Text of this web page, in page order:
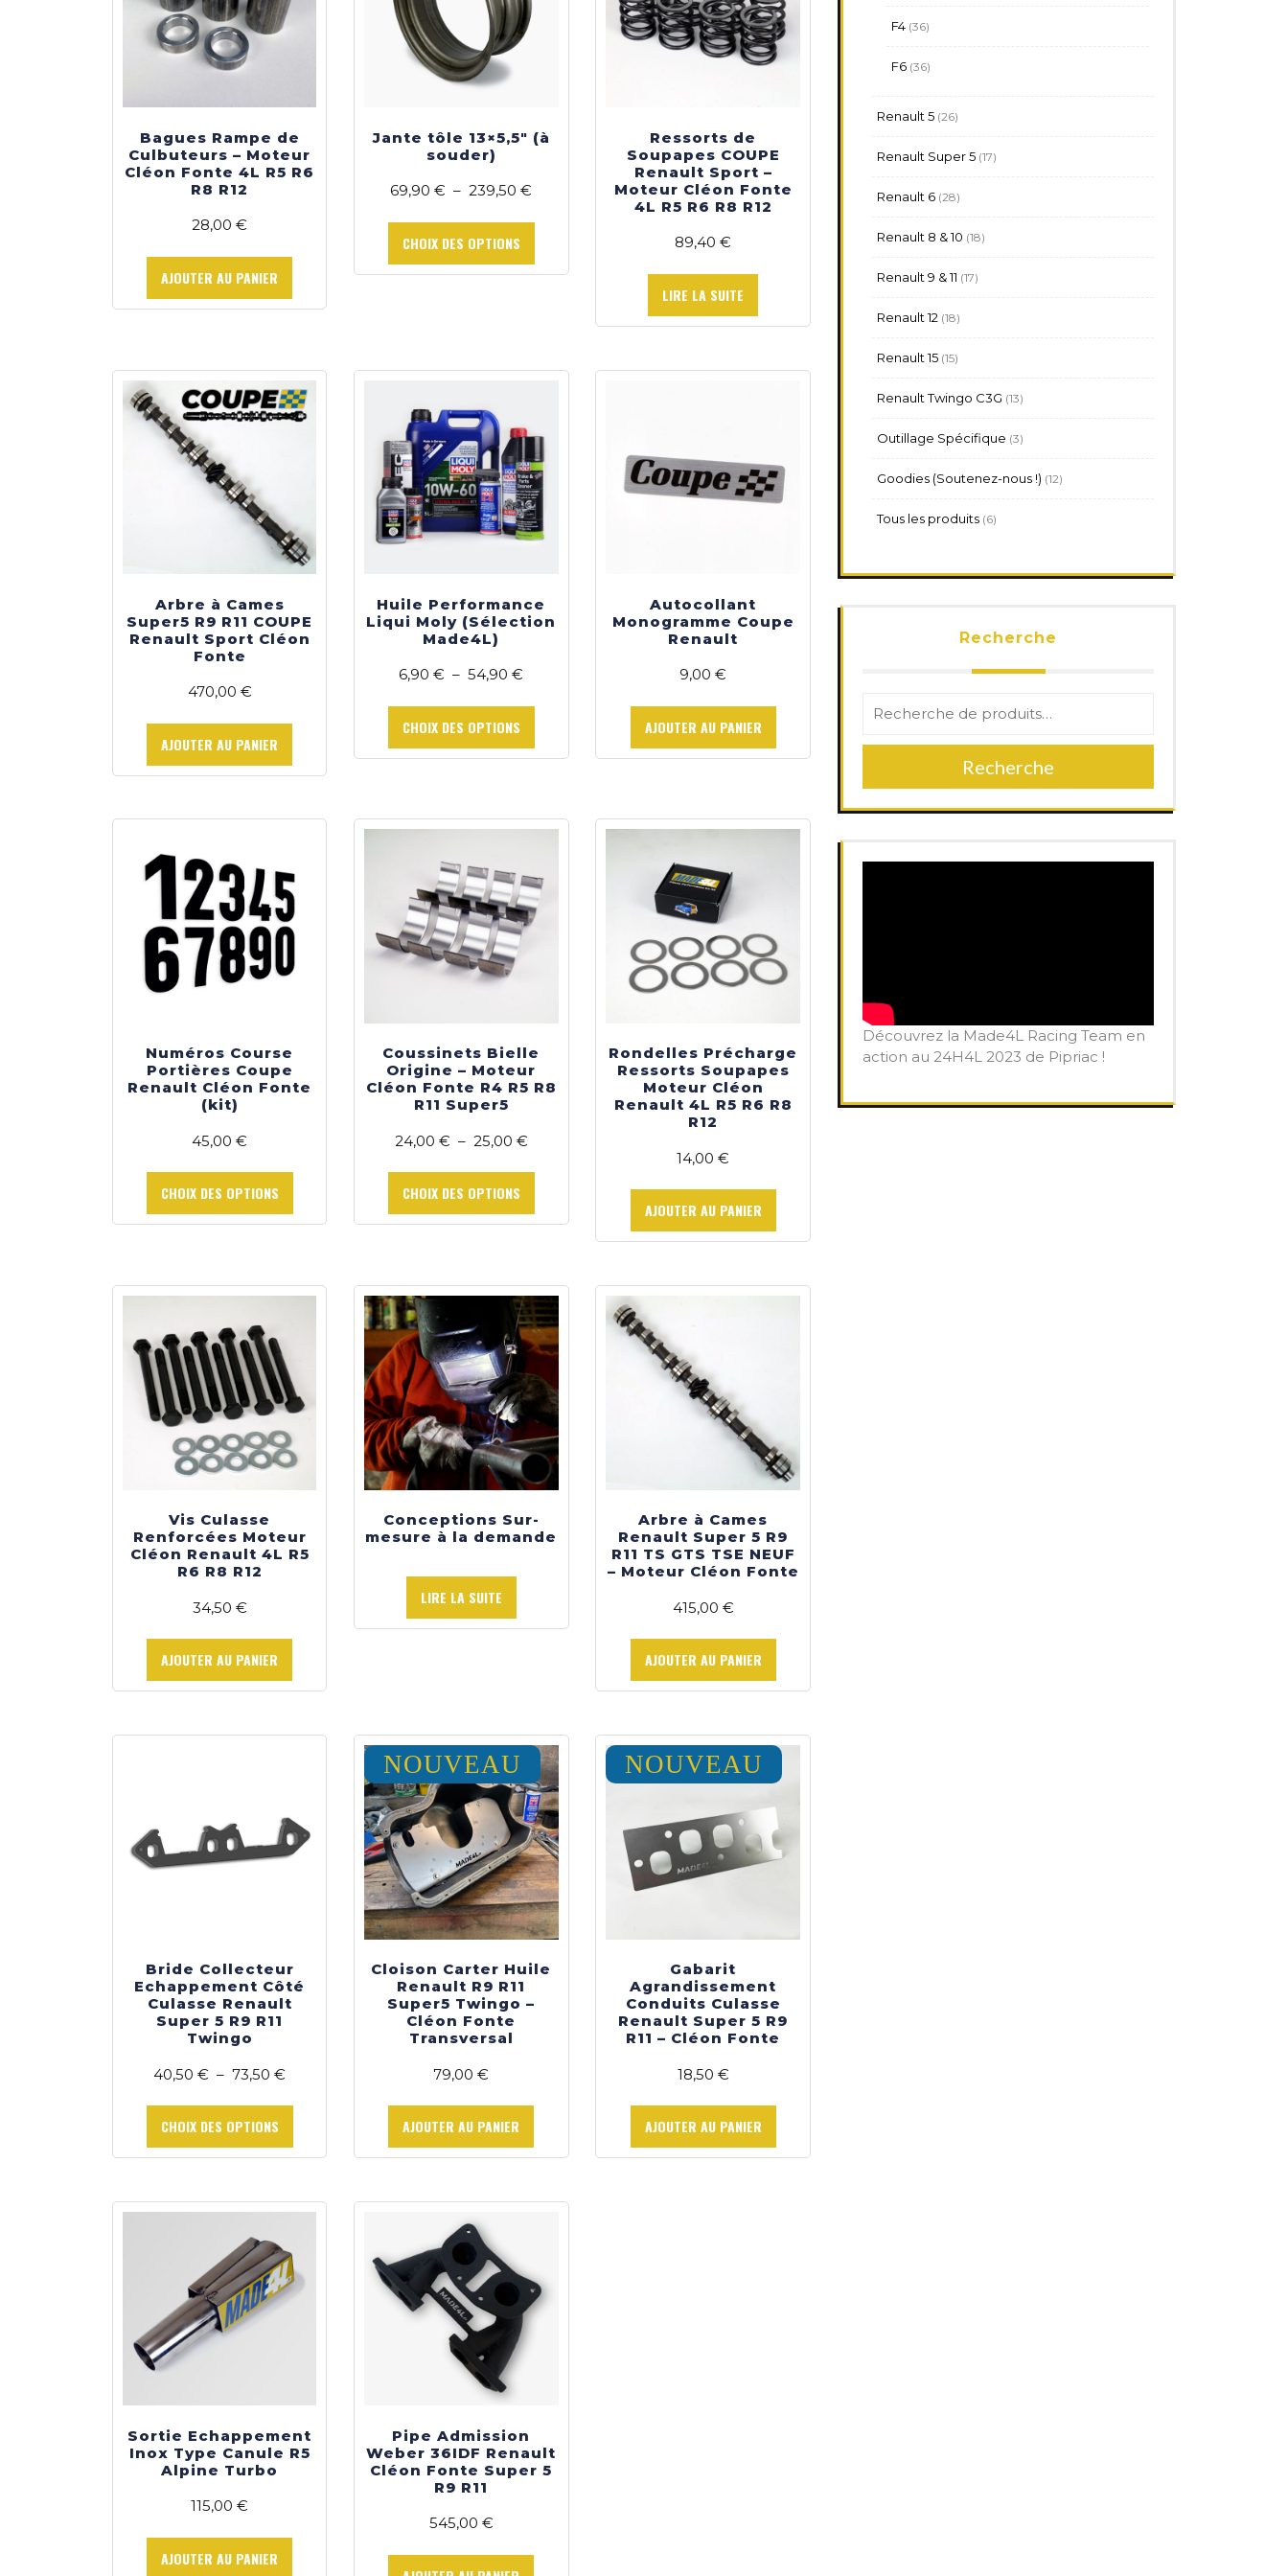
Bagues Rampe de
Culbuteurs – Moteur
Cléon Fonte 4L R5 R6
R8 R12
28,00€
AJOUTER AU PANIER
Jante tôle 13×5,5″ (à
souder)
69,90€ – 239,50€
à
CHOIX DES OPTIONS
plusieurs
la
page
du
produit
Ressorts de
Soupapes COUPE
Renault Sport –
Moteur Cléon Fonte
4L R5 R6 R8 R12
89,40€
LIRE LA SUITE
Arbre à Cames
Super5 R9 R11 COUPE
Renault Sport Cléon
Fonte
470,00 €
AJOUTER AU PANIER
Huile Performance
Liqui Moly (Sélection
Made4L)
6,90€ – 54,90€
à
CHOIX DES OPTIONS
plusieurs
options
choisies
sur
Autocollant
Monogramme Coupe
Renault
9,00€
AJOUTER AU PANIER
Numéros Course
Portières Coupe
Renault Cléon Fonte
(kit)
45,00€
CHOIX DES OPTIONS
Ce
a
options
sur
la
du
produit
Coussinets Bielle
Origine – Moteur
Cléon Fonte R4 R5 R8
R11 Super5
24,00 € – 25,00 €Plage
à
CHOIX DES OPTIONS
Ce
a
options
peuvent
être
choisies
sur
la
page
du
produit
Rondelles Précharge
Ressorts Soupapes
Moteur Cléon
Renault 4L R5 R6 R8
R12
14,00€
AJOUTER AU PANIER
Vis Culasse
Renforcées Moteur
Cléon Renault 4L R5
R6 R8 R12
34,50 €
AJOUTER AU PANIER
Conceptions Sur-
mesure à la demande
LIRE LA SUITE
Arbre à Cames
Renault Super 5 R9
R11 TS GTS TSE NEUF
– Moteur Cléon Fonte
415,00 €
AJOUTER AU PANIER
Bride Collecteur
Echappement Côté
Culasse Renault
Super 5 R9 R11
Twingo
40,50€ – 73,50€
à
CHOIX DES OPTIONS
Ce
a
plusieurs
Les
peuvent
être
choisies
NOUVEAU
Cloison Carter Huile
Renault R9 R11
Super5 Twingo –
Cléon Fonte
Transversal
79,00€
AJOUTER AU PANIER
NOUVEAU
Gabarit
Agrandissement
Conduits Culasse
Renault Super 5 R9
R11 – Cléon Fonte
18,50 €
AJOUTER AU PANIER
Sortie Echappement
Inox Type Canule R5
Alpine Turbo
115,00€
AJOUTER AU PANIER
Pipe Admission
Weber 36IDF Renault
Cléon Fonte Super 5
R9 R11
545,00 €
F4 3636
F6 3636
Renault 5 2626
Renault Super 5 1717
Renault 6 2828
Renault 8 & 10 1818
Renault 9 & 11 1717
Renault 12 1818
Renault 15 1515
Renault Twingo C3G 1313
Outillage Spécifique 33
Goodies (Soutenez-nous !) 1212
Tous les produits 66
Recherche
Recherche
Découvrez la Made4L Racing Team en
action au 24H4L 2023 de Pipriac !